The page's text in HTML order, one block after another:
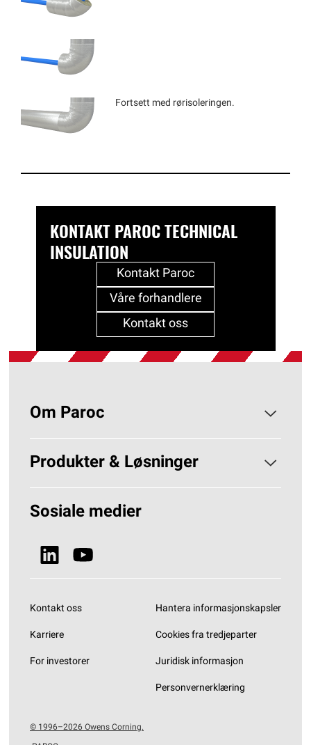
Fortsett med rørisoleringen.
KONTAKT PAROC TECHNICAL
INSULATION
Kontakt Paroc
Våre forhandlere
Kontakt oss
Om Paroc
Om PAROC
Hvorfor Steinull?
Bærekraft
Nyheter & Media
Produkter & Løsninger
Løsninger Byggisolering
Sosiale medier
Kontakt oss
Karriere
For investorer
Hantera informasjonskapsler
Cookies fra tredjeparter
Juridisk informasjon
Personvernerklæring
© 1996–2026 Owens Corning.